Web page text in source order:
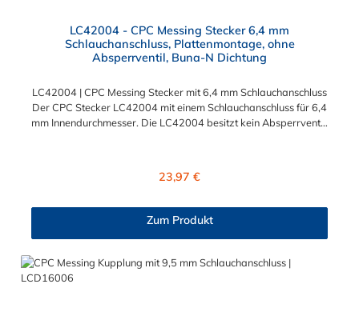
LC42004 - CPC Messing Stecker 6,4 mm
Schlauchanschluss, Plattenmontage, ohne
Absperrventil, Buna-N Dichtung
LC42004 | CPC Messing Stecker mit 6,4 mm Schlauchanschluss
Der CPC Stecker LC42004 mit einem Schlauchanschluss für 6,4
mm Innendurchmesser. Die LC42004 besitzt kein Absperrventil,
11,1 mm. Sie können diesen CPC Stecker mit den Serien der
bietet eine große Auswahl an Konfigurationen, um die
Anforderungen der anspruchsvollsten Anwendungen für
Industrie, Biopharmazie, Medizin und Verpackungsindustrie zu
erfüllen. Die Colder Products Company Serie ist ein
leistungsstarkes, hochzuverlässiges Steckverbindersystem, das
Regulärer Preis:
23,97 €
Zum Produkt